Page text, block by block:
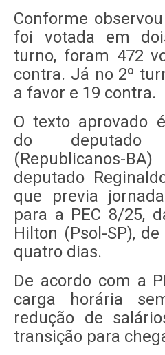
Conforme
foi votada em
turno, foram 472
contra. Já no 2º
a favor e 19 contra.
O texto aprovado
do
(Republicanos-
deputado
que previa
para a PEC 8/25,
Hilton (Psol-SP),
quatro dias.
De acordo com a
carga horária
redução de
transição para